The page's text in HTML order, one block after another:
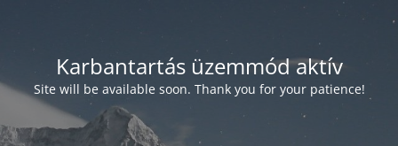
Karbantartás üzemmód aktív
Site will be available soon. Thank you for your patience!